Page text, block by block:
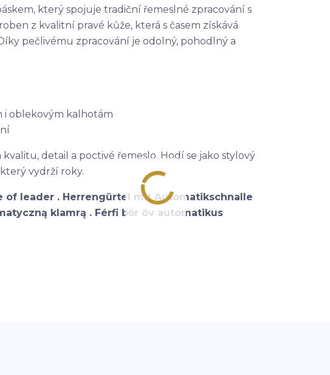
který spojuje tradiční řemeslné zpracování s
z kvalitní pravé kůže, která s časem získává
pečlivému zpracování je odolný, pohodlný a
i oblekovým kalhotám
detail a poctivé řemeslo. Hodí se jako stylový
vydrží roky.
leader . Herrengürtel mit Automatikschnalle
klamrą . Férfi bőr öv automatikus